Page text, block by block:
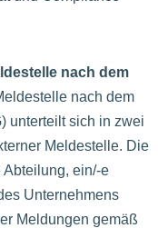
nach dem
nach dem
unterteilt sich in zwei
Meldestelle. Die
ein/-e
Unternehmens
Meldungen gemäß